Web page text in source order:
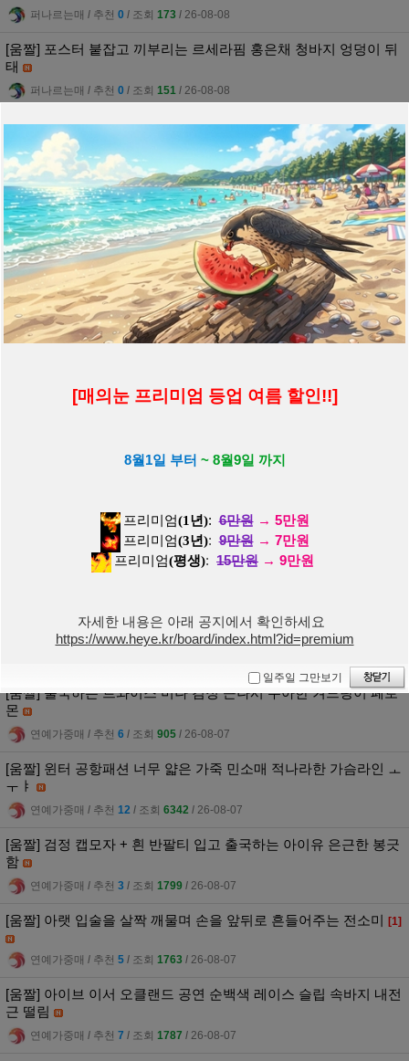
퍼나르는매 l 추천 0 l 조회 173 l 26-08-08
[움짤] 포스터 붙잡고 끼부리는 르세라핌 홍은채 청바지 엉덩이 뒤
태
퍼나르는매 l 추천 0 l 조회 151 l 26-08-08
[움짤] [로켓펀치] 연희 젠가하면서 방심한 가슴골 빼꼼 노출
퍼나르는매 추천0 26-08-08
[움짤] 에스파 콘서트 닝닝 화이트 비키니 시스루탑 시원한 복부 배
꼽[1]
퍼나르는매l추천1 l조회197 l26-08-08
[움짤] 화이트 가죽 홀터넥 입은 전소미 기립근 엉벅지 라인 - 인스
타
퍼나르는매l추천0 l조회241 l26-08-08
[움짤] 미야오 안나 하늘색 프릴 원피스 살짝 보이는 옆슴 겨드랑이
[움짤] 트리플에스 윤서연 대학축제 바닥안무 과잠 하의실종 엉벅
추천6 l조회2747 l26-08-07
[움짤] [아이브] 행사 중에 자컨 캠 보고 애교 부리는 이서 얼빡샷
[움짤] 레드벨벳 아이린 해변에서 시원한 남색 미시룩 + 인어공주
[움짤] 출국하는 트와이스 미나 검정 끈나시 우아한 겨드랑이 페로
몬
연예가중매 l 추천 6 l 조회 905 l 26-08-07
[움짤] 윈터 공항패션 너무 얇은 가죽 민소매 적나라한 가슴라인 ㅗ
ㅜㅑ
연예가중매 l 추천 12 l 조회 6342 l 26-08-07
[움짤] 검정 캡모자 + 흰 반팔티 입고 출국하는 아이유 은근한 봉긋
함
연예가중매 l 추천 3 l 조회 1799 l 26-08-07
[움짤] 아랫 입술을 살짝 깨물며 손을 앞뒤로 흔들어주는 전소미 [1]
연예가중매 l 추천 5 l 조회 1763 l 26-08-07
[움짤] 아이브 이서 오클랜드 공연 순백색 레이스 슬립 속바지 내전
근 떨림
연예가중매 l 추천 7 l 조회 1787 l 26-08-07
[매의눈 프리미엄 등업 여름 할인!!]
8월1일 부터 ~ 8월9일 까지
프리미엄(1년):6만원 → 5만원
프리미엄(3년):9만원 → 7만원
프리미엄(평생): 15만원 → 9만원
자세한 내용은 아래 공지에서 확인하세요
https://www.heye.kr/board/index.html?id=premium
일주일 그만보기